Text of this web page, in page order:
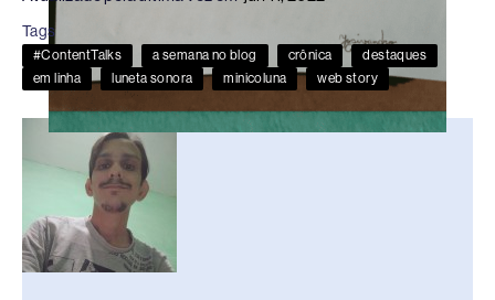
e
b
o
o
a
d
s
e
dI
n
sk
y
s
A
p
p
Li
n
k
Tags
#ContentTalks a semana no blog crônica
destaques
em linha
luneta sonora minicoluna web story